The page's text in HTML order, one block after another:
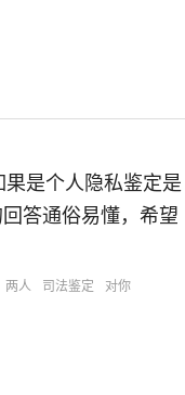
是个人隐私鉴定是
答通俗易懂，希望
两人 司法鉴定 对你